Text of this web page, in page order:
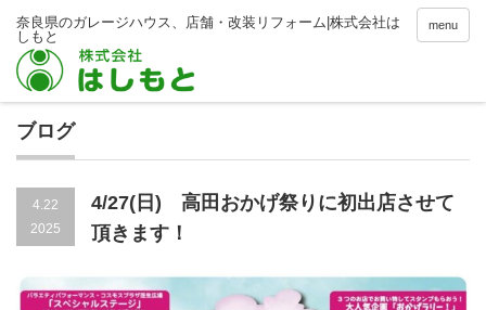
menu
ブログ
4.22
2025
4/27(日) 高田おかげ祭りに初出店させて
頂きます！